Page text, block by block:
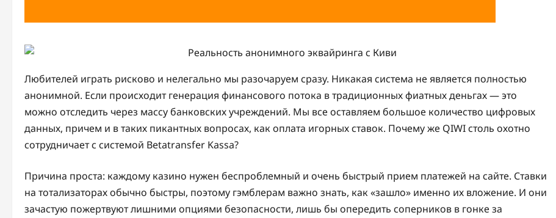
Любителей играть рисково и нелегально мы разочаруем сразу. Никакая система не является полностью
анонимной. Если происходит генерация финансового потока в традиционных фиатных деньгах — это
можно отследить через массу банковских учреждений. Мы все оставляем большое количество цифровых
данных, причем и в таких пикантных вопросах, как оплата игорных ставок. Почему же QIWI столь охотно
сотрудничает с системой Betatransfer Kassa?
Причина проста: каждому казино нужен беспроблемный и очень быстрый прием платежей на сайте. Ставки
на тотализаторах обычно быстры, поэтому гэмблерам важно знать, как «зашло» именно их вложение. И они
зачастую пожертвуют лишними опциями безопасности, лишь бы опередить соперников в гонке за